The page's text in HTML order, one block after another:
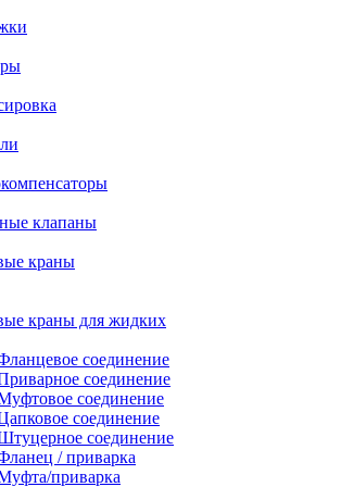
клапаны
краны
краны для жидких
соединение
соединение
соединение
соединение
соединение
/ приварка
приварка